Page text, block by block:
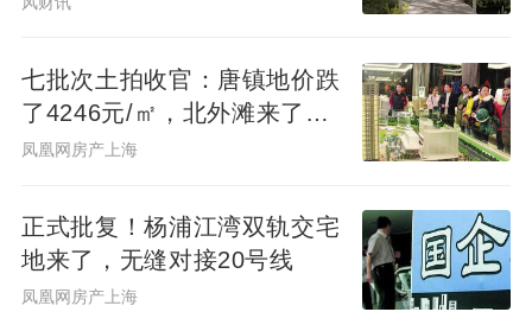
七批次土拍收官：唐镇地价跌
了4246元/㎡，北外滩来了两
位温州首富
凤凰网房产上海
正式批复！杨浦江湾双轨交宅
地来了，无缝对接20号线
凤凰网房产上海